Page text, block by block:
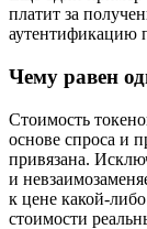
платит за
аутентификацию
Чему равен
Стоимость
основе спроса и
привязана.
и
к цене какой-
стоимости